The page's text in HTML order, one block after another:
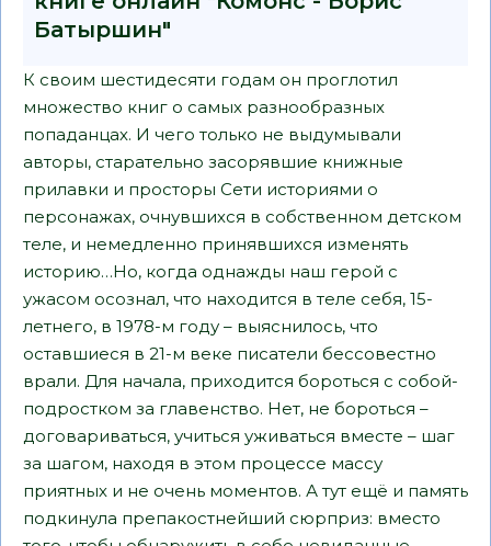
Батыршин"
К своим шестидесяти годам он проглотил
множество книг о самых разнообразных
попаданцах. И чего только не выдумывали
авторы, старательно засорявшие книжные
прилавки и просторы Сети историями о
персонажах, очнувшихся в собственном детском
теле, и немедленно принявшихся изменять
историю…Но, когда однажды наш герой с
ужасом осознал, что находится в теле себя, 15-
летнего, в 1978-м году – выяснилось, что
оставшиеся в 21-м веке писатели бессовестно
врали. Для начала, приходится бороться с собой-
подростком за главенство. Нет, не бороться –
договариваться, учиться уживаться вместе – шаг
за шагом, находя в этом процессе массу
приятных и не очень моментов. А тут ещё и память
подкинула препакостнейший сюрприз: вместо